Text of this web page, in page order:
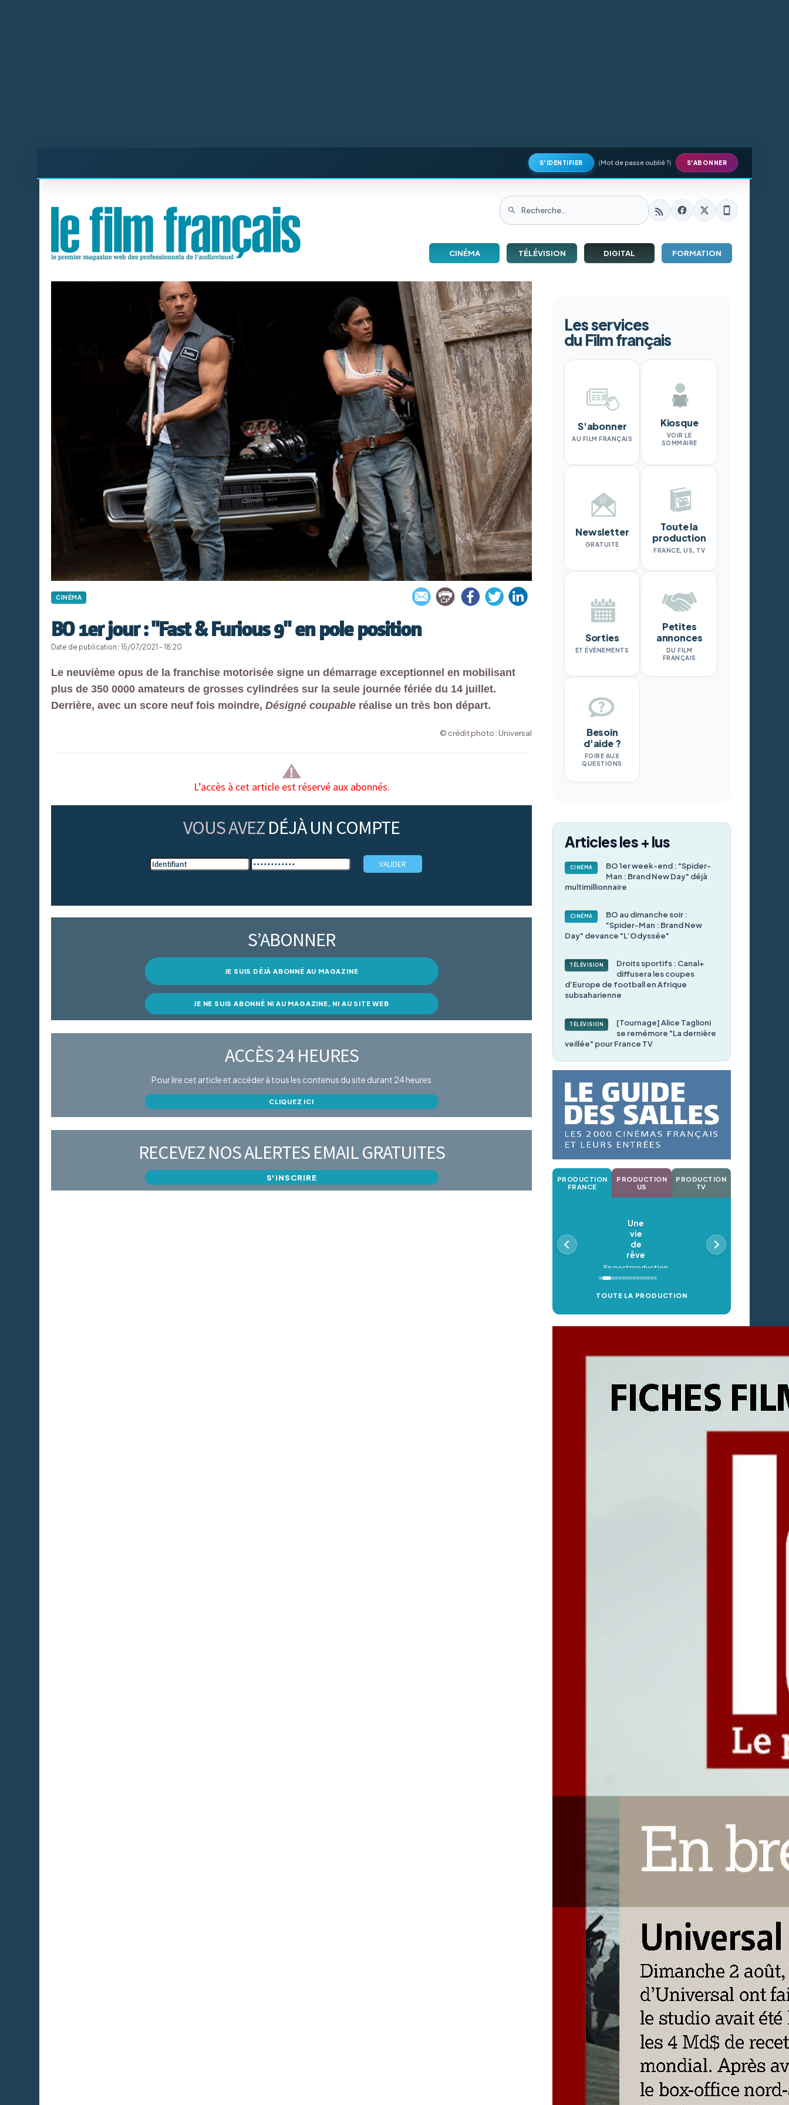
S'IDENTIFIER (Mot de passe oublié ?) S'ABONNER
CINÉMA TÉLÉVISION DIGITAL FORMATION
CINÉMA
BO 1er jour : "Fast & Furious 9" en pole position
Date de publication : 15/07/2021 - 18:20
Le neuvième opus de la franchise motorisée signe un démarrage exceptionnel en mobilisant
plus de 350 0000 amateurs de grosses cylindrées sur la seule journée fériée du 14 juillet.
Derrière, avec un score neuf fois moindre, Désigné coupable réalise un très bon départ.
© crédit photo : Universal
L’accès à cet article est réservé aux abonnés.
VOUS AVEZ DÉJÀ UN COMPTE
S’ABONNER
JE SUIS DÉJÀ ABONNÉ AU MAGAZINE
JE NE SUIS ABONNÉ NI AU MAGAZINE, NI AU SITE WEB
ACCÈS 24 HEURES
Pour lire cet article et accéder à tous les contenus du site durant 24 heures
CLIQUEZ ICI
RECEVEZ NOS ALERTES EMAIL GRATUITES
S'INSCRIRE
Les services
du Film français
S'abonner
AU FILM FRANÇAIS
Kiosque
VOIR LE
SOMMAIRE
Newsletter
GRATUITE
Toute la
production
FRANCE, US, TV
Sorties
ET ÉVÉNEMENTS
Petites
annonces
DU FILM
FRANÇAIS
Besoin
d'aide ?
FOIRE AUX
QUESTIONS
Articles les + lus
CINÉMA
BO 1er week-end : "Spider-
Man : Brand New Day" déjà
multimillionnaire
CINÉMA
BO au dimanche soir :
"Spider-Man : Brand New
Day" devance "L’Odyssée"
TÉLÉVISION
Droits sportifs : Canal+
diffusera les coupes
d’Europe de football en Afrique
subsaharienne
TÉLÉVISION
[Tournage] Alice Taglioni
se remémore "La dernière
veillée" pour France TV
PRODUCTION
FRANCE
PRODUCTION
US
PRODUCTION
TV
Une
vie
de
rêve
En postproduction
TOUTE LA PRODUCTION